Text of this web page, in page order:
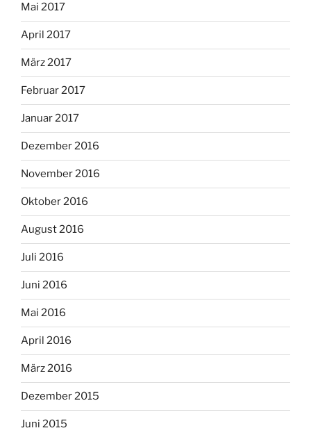
Mai 2017
April 2017
März 2017
Februar 2017
Januar 2017
Dezember 2016
November 2016
Oktober 2016
August 2016
Juli 2016
Juni 2016
Mai 2016
April 2016
März 2016
Dezember 2015
Juni 2015